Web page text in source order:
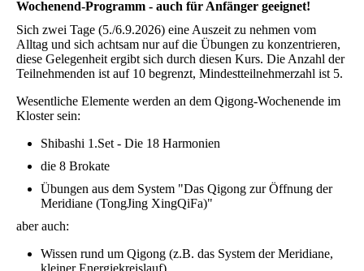
Wochenend-Programm - auch für Anfänger geeignet!
Sich zwei Tage (5./6.9.2026) eine Auszeit zu nehmen vom
Alltag und sich achtsam nur auf die Übungen zu konzentrieren,
diese Gelegenheit ergibt sich durch diesen Kurs. Die Anzahl der
Teilnehmenden ist auf 10 begrenzt, Mindestteilnehmerzahl ist 5.
Wesentliche Elemente werden an dem Qigong-Wochenende im
Kloster sein:
Shibashi 1.Set - Die 18 Harmonien
die 8 Brokate
Übungen aus dem System "Das Qigong zur Öffnung der
Meridiane (TongJing XingQiFa)"
aber auch:
Wissen rund um Qigong (z.B. das System der Meridiane,
kleiner Energiekreislauf)